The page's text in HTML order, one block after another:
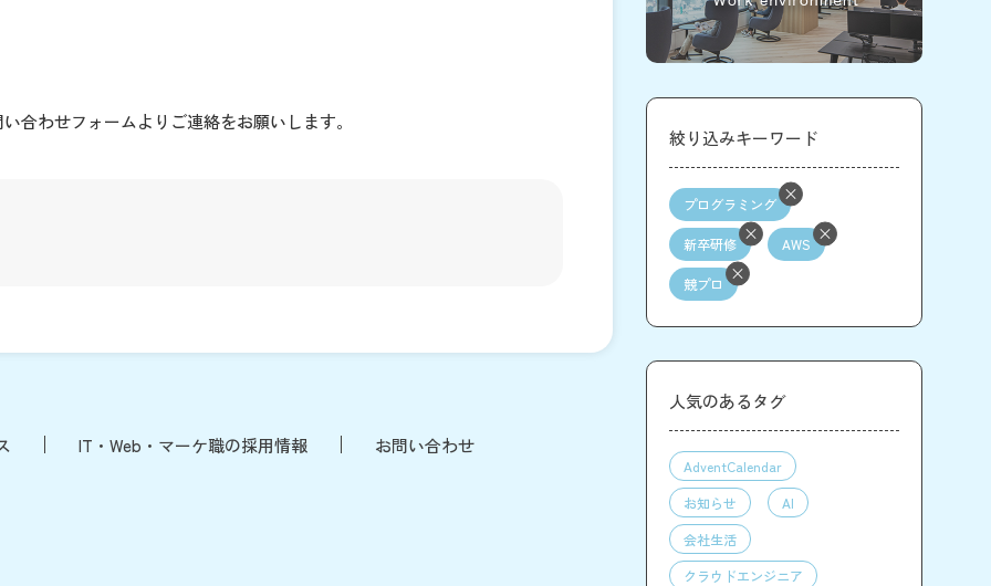
合わせフォームよりご連絡をお願いします。
IT・Web・マーケ職の採用情報 お問い合わせ
絞り込みキーワード
プログラミング
新卒研修 AWS
競プロ
人気のあるタグ
AdventCalendar
お知らせ
AI
会社生活
クラウドエンジニア